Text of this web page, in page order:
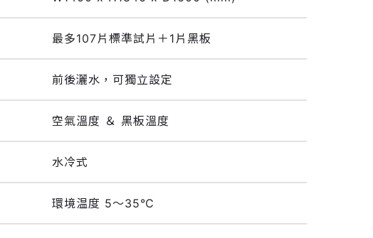
最多107片標準試片＋1片黑板
前後灑水，可獨立設定
空氣溫度 ＆ 黑板溫度
水冷式
環境温度 5～35℃